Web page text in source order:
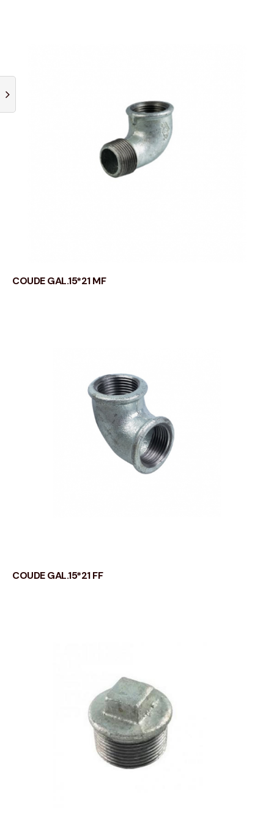
COUDE GAL.15*21 MF
COUDE GAL.15*21 FF